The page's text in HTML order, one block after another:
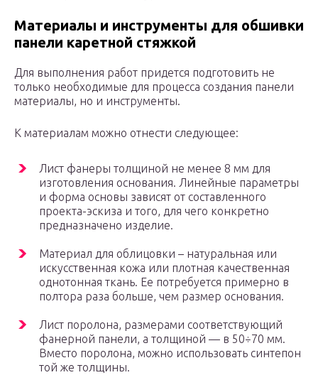
Материалы и инструменты для обшивки
панели каретной стяжкой
Для выполнения работ придется подготовить не
только необходимые для процесса создания панели
материалы, но и инструменты.
К материалам можно отнести следующее:
Лист фанеры толщиной не менее 8 мм для
изготовления основания. Линейные параметры
и форма основы зависят от составленного
проекта-эскиза и того, для чего конкретно
предназначено изделие.
Материал для облицовки – натуральная или
искусственная кожа или плотная качественная
однотонная ткань. Ее потребуется примерно в
полтора раза больше, чем размер основания.
Лист поролона, размерами соответствующий
фанерной панели, а толщиной — в 50÷70 мм.
Вместо поролона, можно использовать синтепон
той же толщины.